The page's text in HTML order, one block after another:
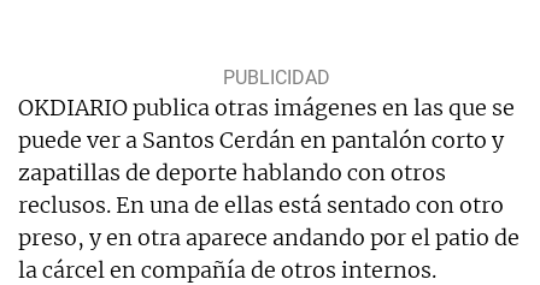
OKDIARIO publica otras imágenes en las que se
puede ver a Santos Cerdán en pantalón corto y
zapatillas de deporte hablando con otros
reclusos. En una de ellas está sentado con otro
preso, y en otra aparece andando por el patio de
la cárcel en compañía de otros internos.